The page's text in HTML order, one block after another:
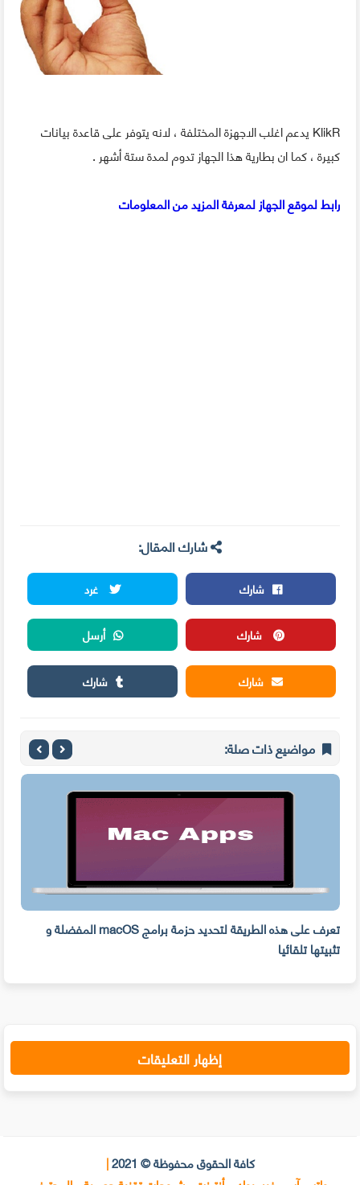
KlikR يدعم اغلب الاجهزة المختلفة ، لانه يتوفر على قاعدة بيانات
كبيرة ، كما ان بطارية هذا الجهاز تدوم لمدة ستة أشهر .
رابط لموقع الجهاز لمعرفة المزيد من المعلومات
شارك المقال:
شارك
غرد
شارك
أرسل
شارك
شارك
مواضيع ذات صلة:
تعرف على هذه الطريقة لتحديد حزمة برامج macOS المفضلة و
تثبيتها تلقائيا
إظهار التعليقات
كافة الحقوق محفوظة © 2021 |